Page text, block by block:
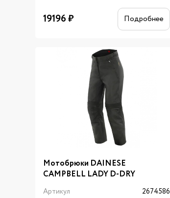
19196₽ Подробнее
Мотобрюки DAINESE
CAMPBELL LADY D-DRY
Артикул 2674586